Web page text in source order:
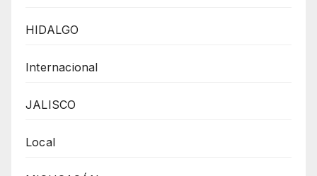
HIDALGO
Internacional
JALISCO
Local